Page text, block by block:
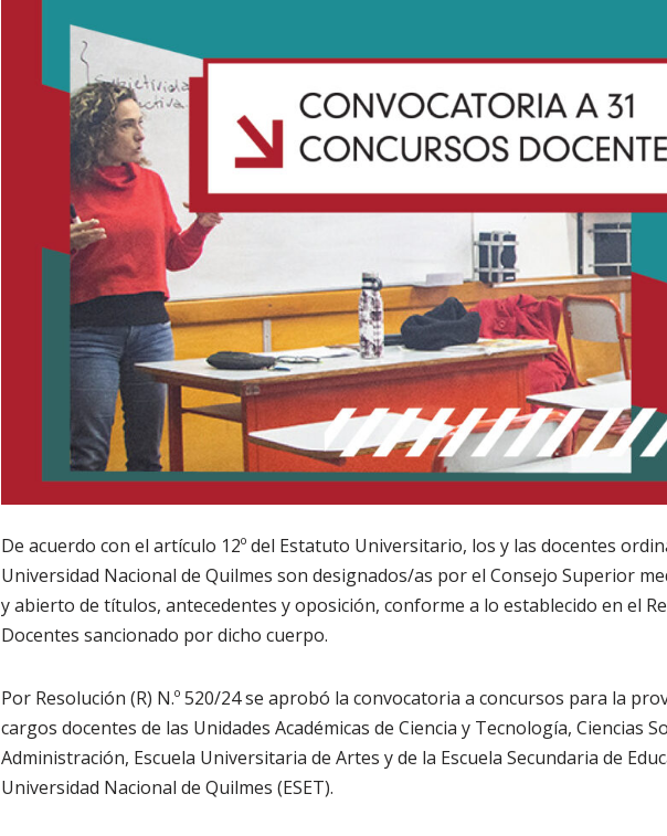
De acuerdo con el artículo 12º del Estatuto Universitario, los y las docentes
Universidad Nacional de Quilmes son designados/as por el Consejo Superior
y abierto de títulos, antecedentes y oposición, conforme a lo establecido en el
Docentes sancionado por dicho cuerpo.
Por Resolución (R) N.º 520/24 se aprobó la convocatoria a concursos para la
cargos docentes de las Unidades Académicas de Ciencia y Tecnología, Ciencias
Administración, Escuela Universitaria de Artes y de la Escuela Secundaria de
Universidad Nacional de Quilmes (ESET).